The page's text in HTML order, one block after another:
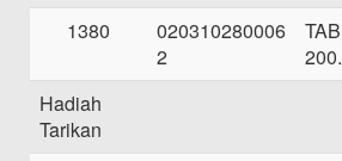
1380
020310280006
2
Hadiah
Tarikan